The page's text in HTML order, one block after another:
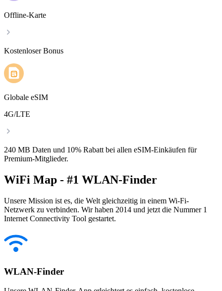
Offline-Karte
Kostenloser Bonus
Globale eSIM
4G/LTE
240 MB Daten und 10% Rabatt bei allen eSIM-Einkäufen für
Premium-Mitglieder.
WiFi Map - #1 WLAN-Finder
Unsere Mission ist es, die Welt gleichzeitig in einem Wi-Fi-
Netzwerk zu verbinden. Wir haben 2014 und jetzt die Nummer 1
Internet Connectivity Tool gestartet.
WLAN-Finder